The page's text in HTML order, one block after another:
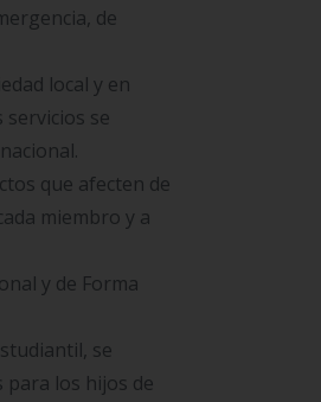
de
local y en
servicios se
que afecten de
miembro y a
y de Forma
se
para los hijos de